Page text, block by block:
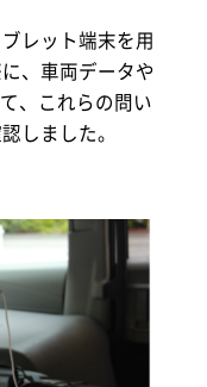
レット端末を用
、車両データや
、これらの問い
しました。